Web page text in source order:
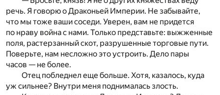
речь. Я говорю о Драконьей Империи. Не забывайте,
что мы тоже ваши соседи. Уверен, вам не придется
по нраву война с нами. Только представьте: выжженные
поля, растерзанный скот, разрушенные торговые пути.
Поверьте, нам несложно это устроить. Дело пары
часов — не более.
Отец побледнел еще больше. Хотя, казалось, куда
уж сильнее? Внутри меня поднималась злость.